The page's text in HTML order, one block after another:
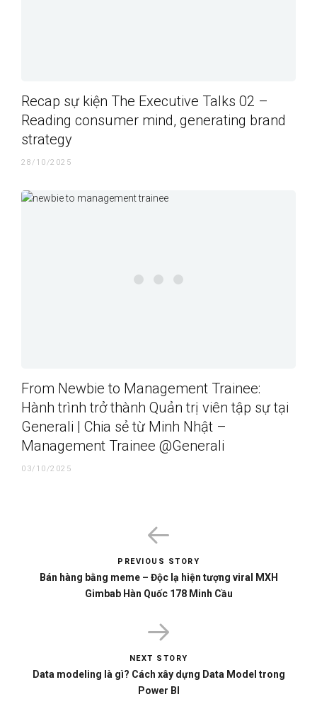
Recap sự kiện The Executive Talks 02 –
Reading consumer mind, generating brand
strategy
28/10/2025
From Newbie to Management Trainee:
Hành trình trở thành Quản trị viên tập sự tại
Generali | Chia sẻ từ Minh Nhật –
Management Trainee @Generali
03/10/2025
PREVIOUS STORY
Bán hàng bằng meme – Độc lạ hiện tượng viral MXH
Gimbab Hàn Quốc 178 Minh Cầu
NEXT STORY
Data modeling là gì? Cách xây dựng Data Model trong
Power BI